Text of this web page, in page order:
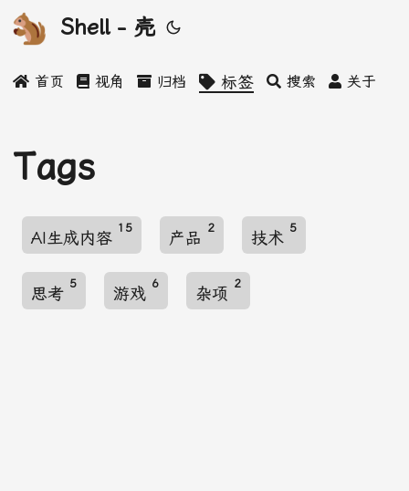
Shell - 壳
首页 视角 归档 标签 搜索 关于
Tags
AI生成内容
15
产品
2
技术
5
思考
5
游戏
6
杂项
2